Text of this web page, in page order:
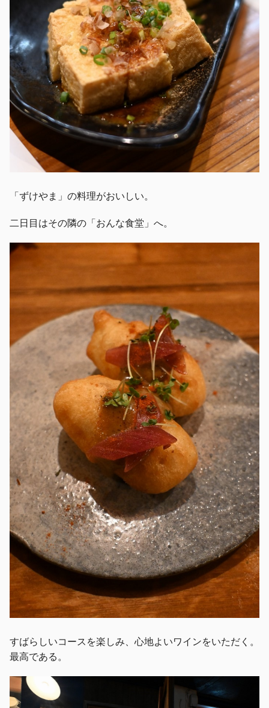
「ずけやま」の料理がおいしい。
二日目はその隣の「おんな食堂」へ。
すばらしいコースを楽しみ、心地よいワインをいただく。
最高である。